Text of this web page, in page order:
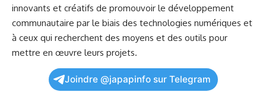
innovants et créatifs de promouvoir le développement
communautaire par le biais des technologies numériques et
à ceux qui recherchent des moyens et des outils pour
mettre en œuvre leurs projets.
Joindre @japapinfo sur Telegram